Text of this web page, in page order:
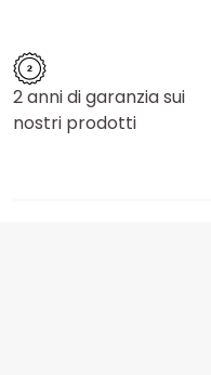
2 anni di garanzia sui
nostri prodotti